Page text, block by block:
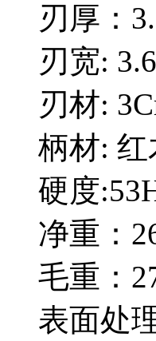
刃厚：
刃宽:
刃材:
柄材:
硬度
净重：
毛重：
表面处